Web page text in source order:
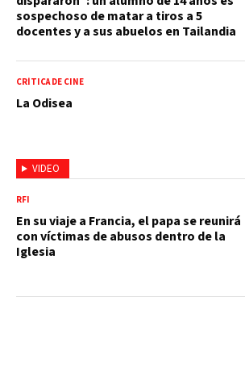
sospechoso de matar a tiros a 5
docentes y a sus abuelos en Tailandia
VIDEO
CRÍTICA DE CINE
La Odisea
RFI
En su viaje a Francia, el papa se reunirá
con víctimas de abusos dentro de la
Iglesia